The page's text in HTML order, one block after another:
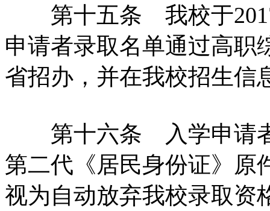
第十五条 我校于2017
申请者录取名单通过高职
省招办，并在我校招生信
第十六条 入学申请者
第二代《居民身份证》原
视为自动放弃我校录取资